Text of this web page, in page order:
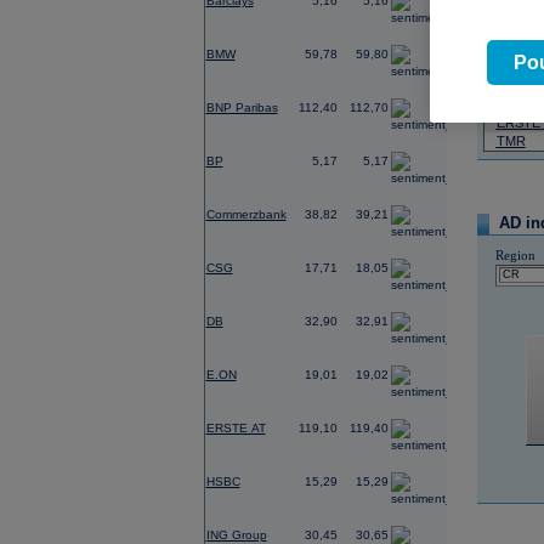
BMW 59,78 59,80
BNP Paribas 112,40 112,70
BP 5,17 5,17
Commerzbank 38,82 39,21
CSG 17,71 18,05
DB 32,90 32,91
E.ON 19,01 19,02
ERSTE AT 119,10 119,40
HSBC 15,29 15,29
ING Group 30,45 30,65
Název
ČEZ
ERSTE
TMR
AD
Region